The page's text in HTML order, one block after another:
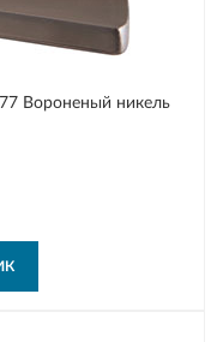
77 Вороненый никель